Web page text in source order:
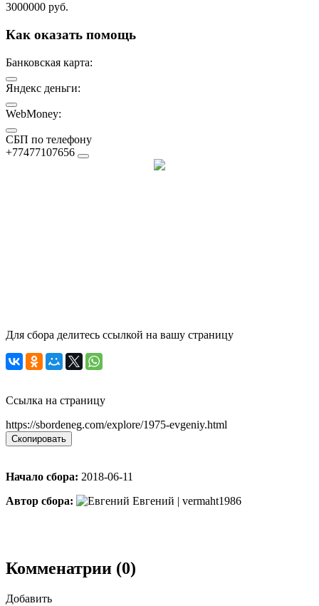
3000000 руб.
Как оказать помощь
Банковская карта:
Яндекс деньги:
WebMoney:
СБП по телефону
+77477107656
Для сбора делитесь ссылкой на вашу страницу
Ссылка на страницу
https://sbordeneg.com/explore/1975-evgeniy.html
Скопировать
Начало сбора: 2018-06-11
Автор сбора:
Евгений | vermaht1986
Комменатрии (0)
Добавить